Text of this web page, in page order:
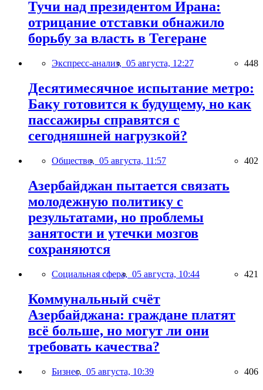
Тучи над президентом Ирана:
отрицание отставки обнажило
борьбу за власть в Тегеране
Экспресс-анализ, 05 августа, 12:27 448
Десятимесячное испытание метро:
Баку готовится к будущему, но как
пассажиры справятся с
сегодняшней нагрузкой?
Общество, 05 августа, 11:57 402
Азербайджан пытается связать
молодежную политику с
результатами, но проблемы
занятости и утечки мозгов
сохраняются
Социальная сфера, 05 августа, 10:44 421
Коммунальный счёт
Азербайджана: граждане платят
всё больше, но могут ли они
требовать качества?
Бизнес, 05 августа, 10:39 406